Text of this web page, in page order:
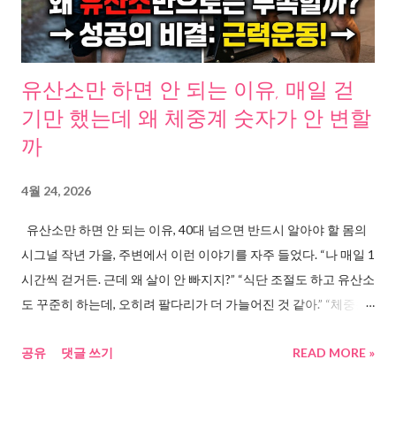
에서 49세 사이에서 이 위험이 가장 컸다. ( 연합뉴스, 정규 검진 사
이에 진단된 유방암 예후 나쁘다 ) 또 하나. 서울아산병원 자료를
보면, 유방 종괴 즉 멍울 발견의 약 80%는 본인이 우연히 발견한 경
우다. 나머지 20%만 검진에서 걸린다. ( 서울아산병원, 유방암 자
가검진 ) 정리하면 이런 그림이 나온다. 검진만으로는 100%를 커
버할 수 없다. 그 빈틈 사이에서 암이 자란다. 그리고 그 빈틈을 실
제로 메우고 있는 건, 본인의 손이다. 문제 원인, 왜 이런 빈틈이 생
기나 원인을 추적하니 세 가지가 겹쳐 있었다. 첫째, 한국인의 유방
유방이다. 유방 조직의 밀도가 높아서 X선 촬영인 유방촬영술만으
로는 정상 조직과 종양 구분이 어렵다. ...
유산소만 하면 안 되는 이유, 매일 걷
기만 했는데 왜 체중계 숫자가 안 변할
까
4월 24, 2026
유산소만 하면 안 되는 이유, 40대 넘으면 반드시 알아야 할 몸의
시그널 작년 가을, 주변에서 이런 이야기를 자주 들었다. “나 매일 1
시간씩 걷거든. 근데 왜 살이 안 빠지지?” “식단 조절도 하고 유산소
도 꾸준히 하는데, 오히려 팔다리가 더 가늘어진 것 같아.” “체중은
하나 있었다. 전부 유산소 운동만 하고 있었다. 체중은 빠지는데 몸
공유 댓글 쓰기 READ MORE »